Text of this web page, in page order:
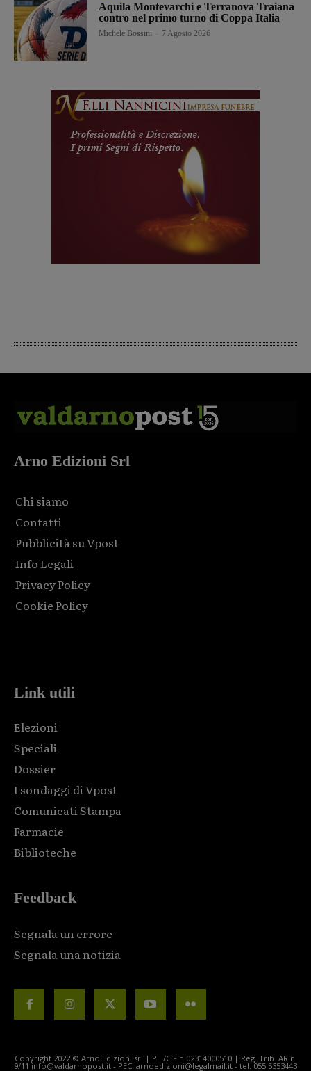
Aquila Montevarchi e Terranova Traiana
contro nel primo turno di Coppa Italia
Michele Bossini 7 Agosto 2026
Arno Edizioni Srl
Chi siamo
Contatti
Pubblicità su Vpost
Info Legali
Privacy Policy
Cookie Policy
Link utili
Elezioni
Speciali
Dossier
I sondaggi di Vpost
Comunicati Stampa
Farmacie
Biblioteche
Feedback
Segnala un errore
Segnala una notizia
Copyright 2022 © Arno Edizioni srl | P.I./C.F n.02314000510 | Reg. Trib. AR n.
9/11 info@valdarnopost.it - PEC: arnoedizioni@legalmail.it - tel. 055.5353443